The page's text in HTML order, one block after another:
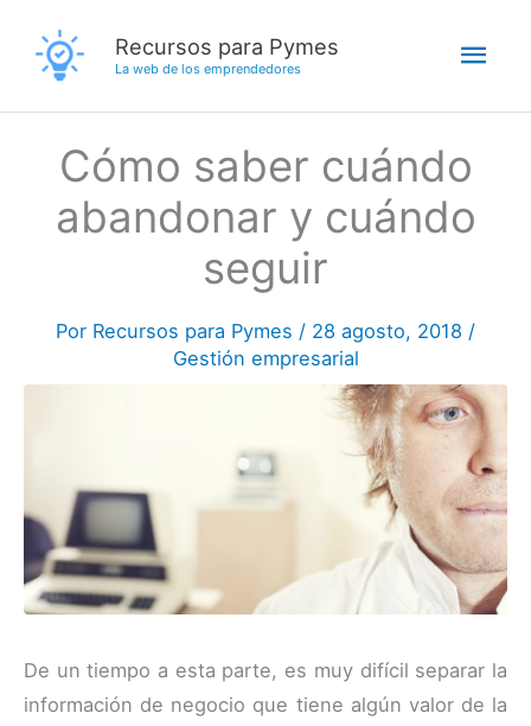
contenido
Recursos para Pymes
La web de los emprendedores
Cómo saber cuándo
abandonar y cuándo
seguir
Por Recursos para Pymes / 28 agosto, 2018 /
Gestión empresarial
De un tiempo a esta parte, es muy difícil separar la
información de negocio que tiene algún valor de la